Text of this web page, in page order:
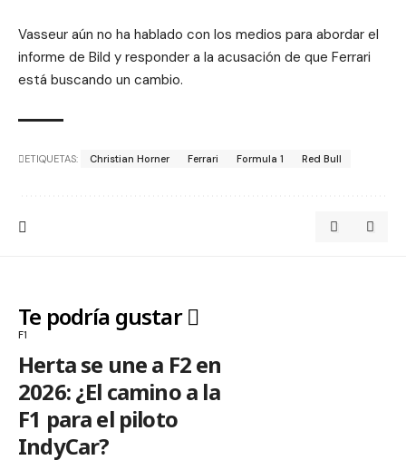
Vasseur aún no ha hablado con los medios para abordar el
informe de Bild y responder a la acusación de que Ferrari
está buscando un cambio.
ETIQUETAS: Christian Horner Ferrari Formula 1 Red Bull
Te podría gustar
F1
Herta se une a F2 en
2026: ¿El camino a la
F1 para el piloto
IndyCar?